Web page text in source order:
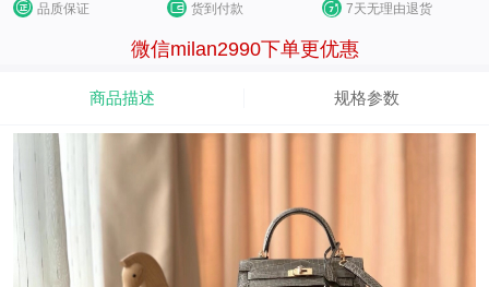
品质保证 货到付款 7天无理由退货
微信milan2990下单更优惠
商品描述 规格参数